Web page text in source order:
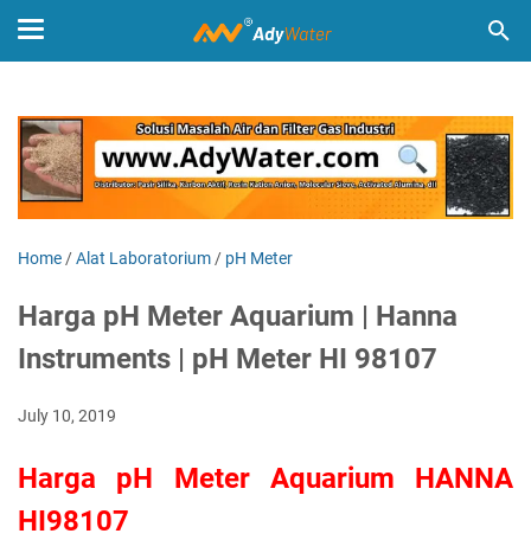
Home /Alat Laboratorium / pH Meter
Harga pH Meter Aquarium | Hanna
Instruments | pH Meter HI 98107
July 10, 2019
Harga pH Meter Aquarium HANNA
HI98107